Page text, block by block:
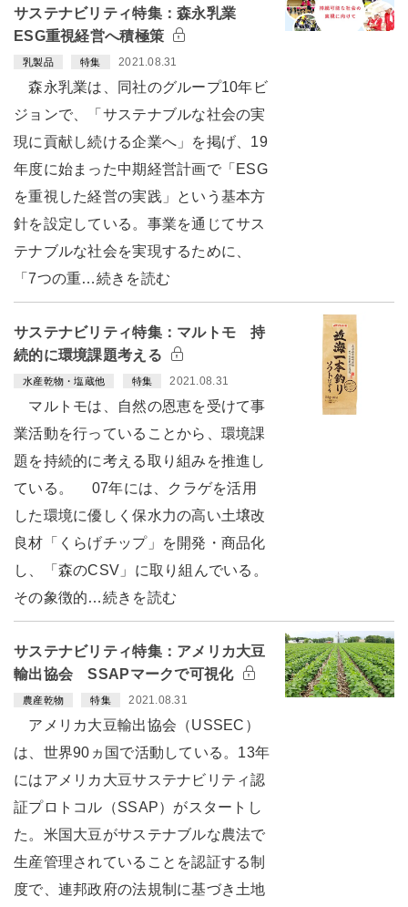
サステナビリティ特集：森永乳業
ESG重視経営へ積極策
乳製品 特集 2021.08.31
森永乳業は、同社のグループ10年ビ
ジョンで、「サステナブルな社会の実
現に貢献し続ける企業へ」を掲げ、19
年度に始まった中期経営計画で「ESG
を重視した経営の実践」という基本方
針を設定している。事業を通じてサス
テナブルな社会を実現するために、
「7つの重…続きを読む
サステナビリティ特集：マルトモ 持
続的に環境課題考える
水産乾物・塩蔵他 特集 2021.08.31
マルトモは、自然の恩恵を受けて事
業活動を行っていることから、環境課
題を持続的に考える取り組みを推進し
ている。 07年には、クラゲを活用
した環境に優しく保水力の高い土壌改
良材「くらげチップ」を開発・商品化
し、「森のCSV」に取り組んでいる。
その象徴的…続きを読む
サステナビリティ特集：アメリカ大豆
輸出協会 SSAPマークで可視化
農産乾物 特集 2021.08.31
アメリカ大豆輸出協会（USSEC）
は、世界90ヵ国で活動している。13年
にはアメリカ大豆サステナビリティ認
証プロトコル（SSAP）がスタートし
た。米国大豆がサステナブルな農法で
生産管理されていることを認証する制
度で、連邦政府の法規制に基づき土地